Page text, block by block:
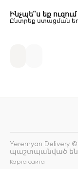
Ինչպե՞ս եք
Ընտրեք ստացման
Yeremyan Delivery
պաշտպանված են
Карта сайта